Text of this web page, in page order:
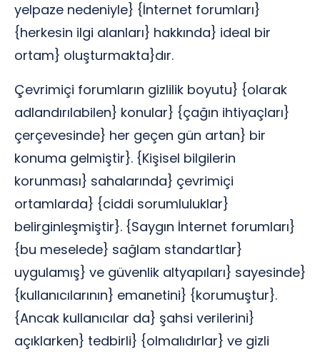
yelpaze nedeniyle} {İnternet forumları}
{herkesin ilgi alanları} hakkında} ideal bir
ortam} oluşturmakta}dır.
Çevrimiçi forumların gizlilik boyutu} {olarak
adlandırılabilen} konular} {çağın ihtiyaçları}
çerçevesinde} her geçen gün artan} bir
konuma gelmiştir}. {Kişisel bilgilerin
korunması} sahalarında} çevrimiçi
ortamlarda} {ciddi sorumluluklar}
belirginleşmiştir}. {Saygın İnternet forumları}
{bu meselede} sağlam standartlar}
uygulamış} ve güvenlik altyapıları} sayesinde}
{kullanıcılarının} emanetini} {korumuştur}.
{Ancak kullanıcılar da} şahsi verilerini}
açıklarken} tedbirli} {olmalıdırlar} ve gizli